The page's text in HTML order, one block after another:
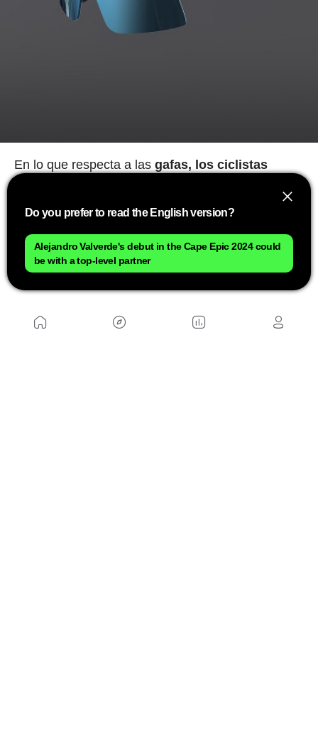
En lo que respecta a las gafas, los ciclistas
amplia y diseño actual en la que no se escatiman
en aspectos técnicos equipando lentes Zeiss, NTX
y las fotocromáticas Transitions sobre unas
monturas superesbeltas y ligeras.
Do you prefer to read the English version?
Alejandro Valverde's debut in the Cape Epic 2024 could
be with a top-level partner